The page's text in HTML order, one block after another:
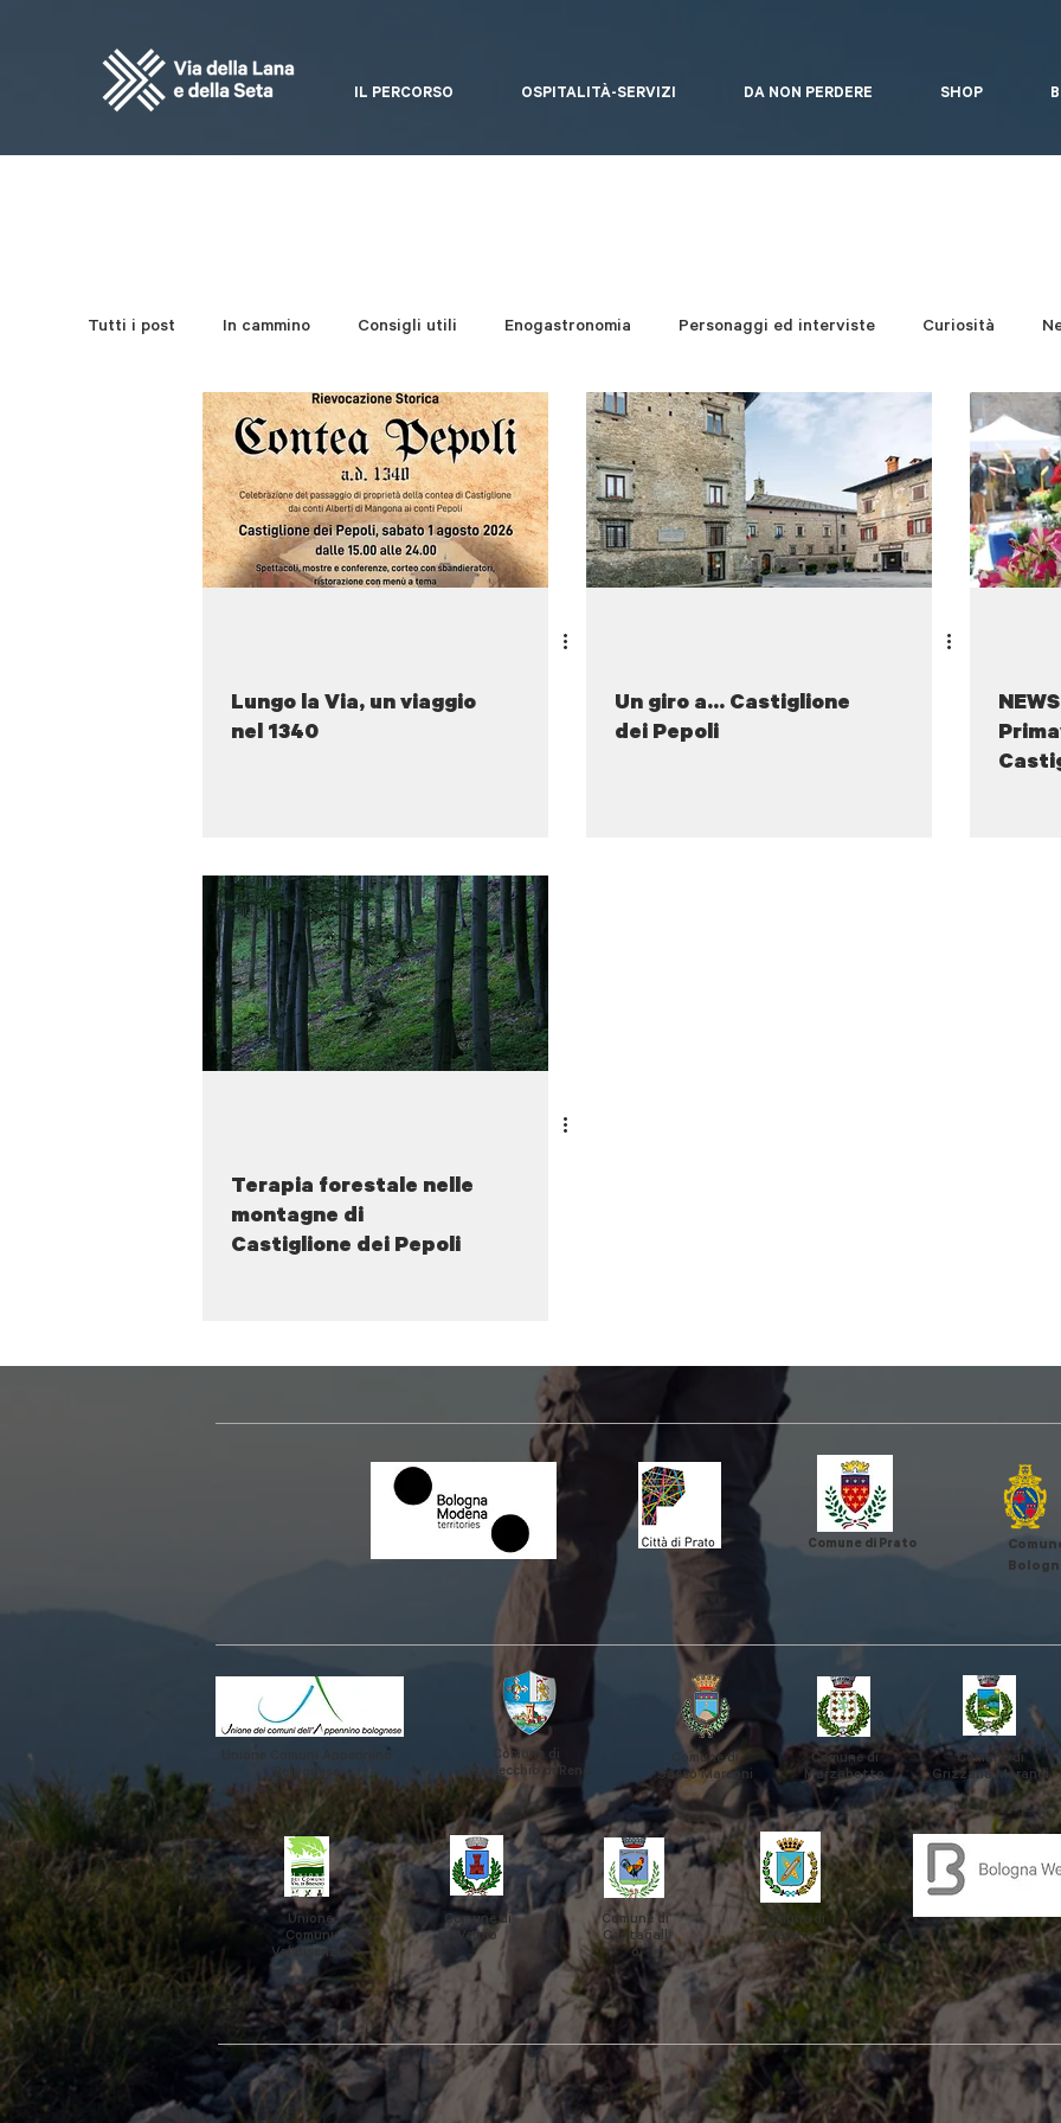
IL PERCORSO OSPITALITÀ-SERVIZI DA NON PERDERE SHOP
Tutti i post In cammino Consigli utili Enogastronomia Personaggi ed interviste Curiosità
Da non perdere Festa della Via Quaderni del bosco Arte Contemporanea Un giro
Lungo la Via, un viaggio
nel 1340
Un giro a... Castiglione
dei Pepoli
Terapia forestale nelle
montagne di
Castiglione dei Pepoli
Comune di Prato
Unione Comuni Appennino
Bolognese
Unione
Comuni
Val Bisenzio
Comune di
Casalecchio di Reno
Comune di
Sasso Marconi
Comune di
Marzabotto
Comune di
Vernio
Comune di
Cantagall
o
Comune di
Vaiano
Comune di
GrizzanaMorandi